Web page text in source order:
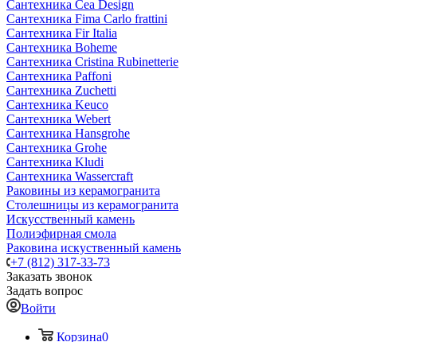
Сантехника Cea Design
Сантехника Fima Carlo frattini
Сантехника Fir Italia
Сантехника Boheme
Сантехника Cristina Rubinetterie
Сантехника Paffoni
Сантехника Zuchetti
Сантехника Keuco
Сантехника Webert
Сантехника Hansgrohe
Сантехника Grohe
Сантехника Kludi
Сантехника Wassercraft
Раковины из керамогранита
Столешницы из керамогранита
Искусственный камень
Полиэфирная смола
Раковина искуственный камень
+7 (812) 317-33-73
Заказать звонок
Задать вопрос
Войти
Корзина0